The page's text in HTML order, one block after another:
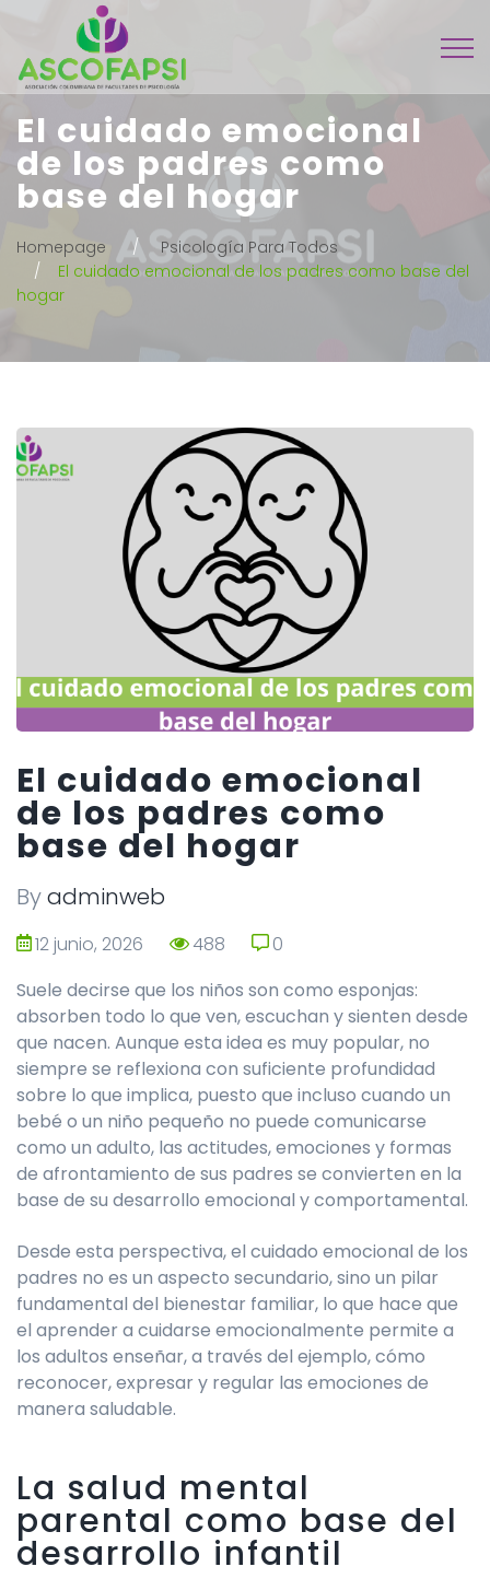
El cuidado emocional
de los padres como
base del hogar
Homepage
Psicología Para Todos
El cuidado emocional de los padres como base del
hogar
El cuidado emocional
de los padres como
base del hogar
Byadminweb
12 junio, 2026 488
0
Suele decirse que los niños son como esponjas:
absorben todo lo que ven, escuchan y sienten desde
que nacen. Aunque esta idea es muy popular, no
siempre se reflexiona con suficiente profundidad
sobre lo que implica, puesto que incluso cuando un
bebé o un niño pequeño no puede comunicarse
como un adulto, las actitudes, emociones y formas
de afrontamiento de sus padres se convierten en la
base de su desarrollo emocional y comportamental.
Desde esta perspectiva, el cuidado emocional de los
padres no es un aspecto secundario, sino un pilar
fundamental del bienestar familiar, lo que hace que
el aprender a cuidarse emocionalmente permite a
los adultos enseñar, a través del ejemplo, cómo
reconocer, expresar y regular las emociones de
manera saludable.
La salud mental
parental como base del
desarrollo infantil